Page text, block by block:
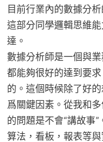
目前行業內的數據分
這部分同學邏輯思維
達。
數據分析師是一個與
都能夠很好的達到要
的。這個時候除了好
爲關鍵因素。從我和
的問題是不會“講故事
算法，看板，報表等